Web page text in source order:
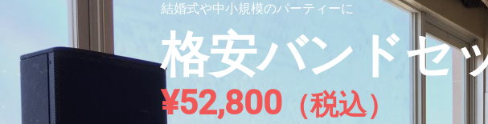
結婚式や中小規模のパーティーに
格安バンドセ
¥52,800（税込）